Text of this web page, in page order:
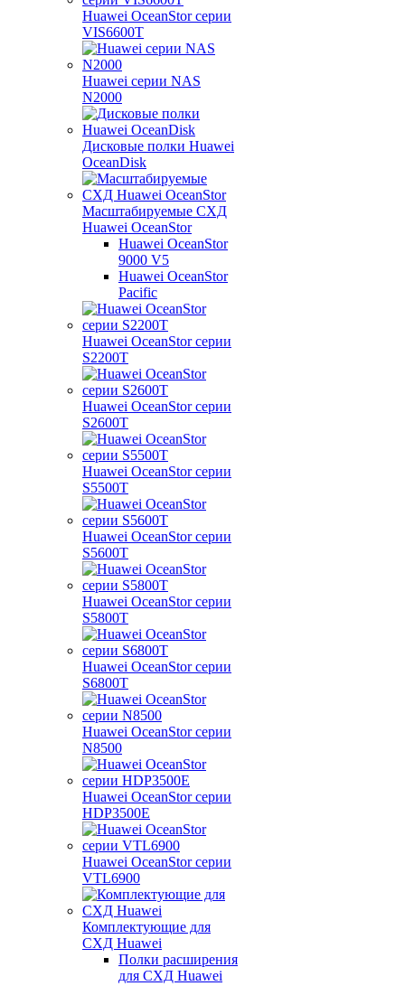
Huawei OceanStor серии
VIS6600T
Huawei серии NAS
N2000
Дисковые полки Huawei
OceanDisk
Масштабируемые СХД
Huawei OceanStor
Huawei OceanStor
9000 V5
Huawei OceanStor
Pacific
Huawei OceanStor серии
S2200T
Huawei OceanStor серии
S2600T
Huawei OceanStor серии
S5500T
Huawei OceanStor серии
S5600T
Huawei OceanStor серии
S5800T
Huawei OceanStor серии
S6800T
Huawei OceanStor серии
N8500
Huawei OceanStor серии
HDP3500E
Huawei OceanStor серии
VTL6900
Комплектующие для
СХД Huawei
Полки расширения
для СХД Huawei